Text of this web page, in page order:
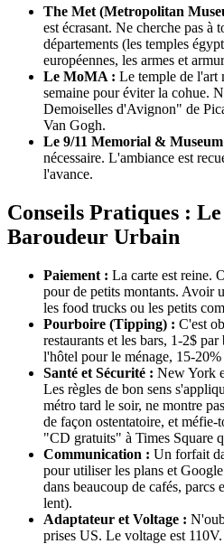
The Met (Metropolitan
est écrasant. Ne cherche pas à
départements (les temples
européennes, les armes et
Le MoMA : Le temple de l'art
semaine pour éviter la cohue.
Demoiselles d'Avignon" de
Van Gogh.
Le 9/11 Memorial &
nécessaire. L'ambiance est
l'avance.
Conseils Pratiques :
Baroudeur Urbain
Paiement : La carte est reine.
pour de petits montants. Avoir
les food trucks ou les petits
Pourboire (Tipping) : C'est
restaurants et les bars, 1-2$
l'hôtel pour le ménage, 15-
Santé et Sécurité : New York
Les règles de bon sens
métro tard le soir, ne montre
de façon ostentatoire, et méfie-
"CD gratuits" à Times Square
Communication : Un forfait
pour utiliser les plans et
dans beaucoup de cafés, parcs
lent).
Adaptateur et Voltage :
prises US. Le voltage est 110V.